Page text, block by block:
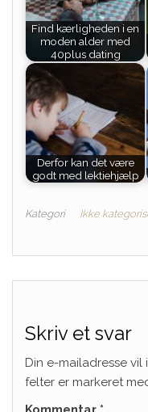
Find kærligheden i en
moden alder med
40plus dating
Derfor kan det være
godt med lektiehjælp
Kategori Ikke
Skriv et svar
Din e-mailadresse
felter er markeret